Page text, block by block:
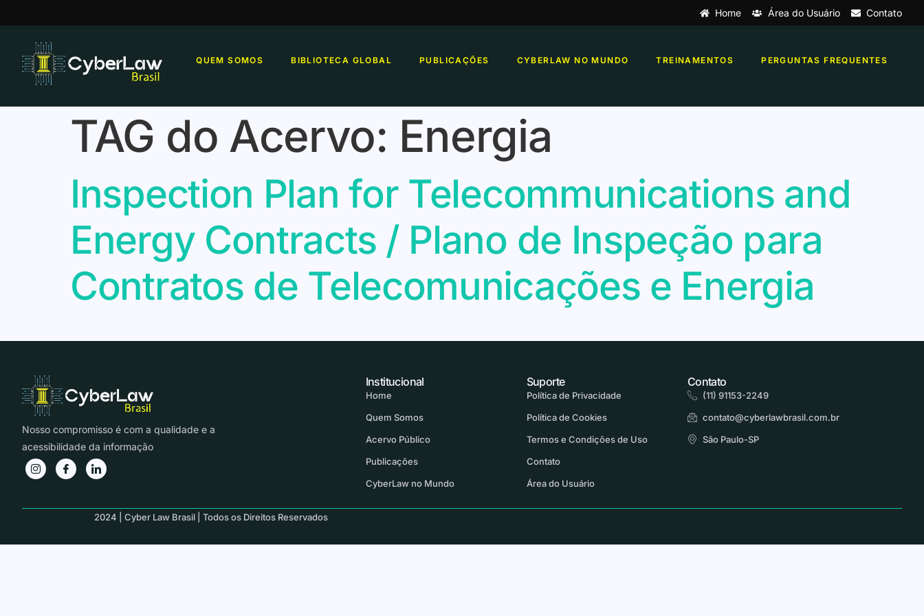
Home Área do Usuário Contato
QUEM SOMOS BIBLIOTECA GLOBAL PUBLICAÇÕES CYBERLAW NO MUNDO TREINAMENTOS PERGUNTAS FREQUENTES
TAG do Acervo: Energia
Inspection Plan for Telecommunications and
Energy Contracts / Plano de Inspeção para
Contratos de Telecomunicações e Energia
Nosso compromisso é com a qualidade e a
acessibilidade da informação
Suporte
Política de Privacidade
Política de Cookies
Termos e Condições de Uso
Contato
Área do Usuário
Contato
(11) 91153-2249
contato@cyberlawbrasil.com.br
São Paulo-SP
Institucional
Home
Quem Somos
Acervo Público
Publicações
CyberLaw no Mundo
2024 | Cyber Law Brasil | Todos os Direitos Reservados